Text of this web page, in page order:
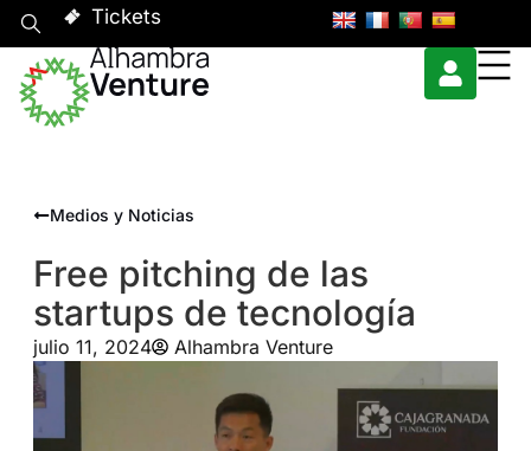
Tickets
Medios y Noticias
Free pitching de las
startups de tecnología
julio 11, 2024 Alhambra Venture